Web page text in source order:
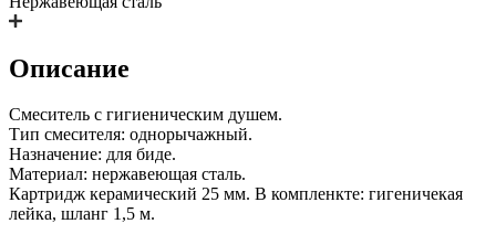
Описание
Смеситель с гигиеническим душем.
Тип смесителя: однорычажный.
Назначение: для биде.
Материал: нержавеющая сталь.
Картридж керамический 25 мм. В компленкте: гигеничекая
лейка, шланг 1,5 м.